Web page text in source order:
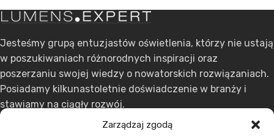
Zarządzaj zgodą
Jesteśmy grupą entuzjastów oświetlenia, którzy nie ustają
w poszukiwaniach różnorodnych inspiracji oraz
poszerzaniu swojej wiedzy o nowatorskich rozwiązaniach.
Posiadamy kilkunastoletnie doświadczenie w branży i
stawiamy na ciągły rozwój.
ul. Dąbrowskiego 301, 60-406 Poznań